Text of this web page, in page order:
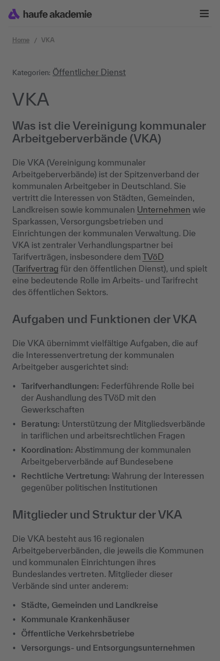
Home VKA
Kategorien: Öffentlicher Dienst
VKA
Was ist die Vereinigung kommunaler
Arbeitgeberverbände (VKA)
Die VKA (Vereinigung kommunaler
Arbeitgeberverbände) ist der Spitzenverband der
kommunalen Arbeitgeber in Deutschland. Sie
vertritt die Interessen von Städten, Gemeinden,
Landkreisen sowie kommunalen Unternehmen wie
Sparkassen, Versorgungsbetrieben und
Einrichtungen der kommunalen Verwaltung. Die
VKA ist zentraler Verhandlungspartner bei
Tarifverträgen, insbesondere dem TVöD
(Tarifvertrag für den öffentlichen Dienst), und spielt
eine bedeutende Rolle im Arbeits- und Tarifrecht
des öffentlichen Sektors.
Aufgaben und Funktionen der VKA
Die VKA übernimmt vielfältige Aufgaben, die auf
die Interessenvertretung der kommunalen
Arbeitgeber ausgerichtet sind:
Tarifverhandlungen: Federführende Rolle bei
der Aushandlung des TVöD mit den
Gewerkschaften
Beratung: Unterstützung der Mitgliedsverbände
in tariflichen und arbeitsrechtlichen Fragen
Koordination: Abstimmung der kommunalen
Arbeitgeberverbände auf Bundesebene
Rechtliche Vertretung: Wahrung der Interessen
gegenüber politischen Institutionen
Mitglieder und Struktur der VKA
Die VKA besteht aus 16 regionalen
Arbeitgeberverbänden, die jeweils die Kommunen
und kommunalen Einrichtungen ihres
Bundeslandes vertreten. Mitglieder dieser
Verbände sind unter anderem:
Städte, Gemeinden und Landkreise
Kommunale Krankenhäuser
Öffentliche Verkehrsbetriebe
Versorgungs- und Entsorgungsunternehmen